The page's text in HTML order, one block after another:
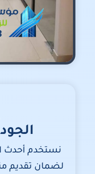
نستخدم أحدث
لضمان تقديم